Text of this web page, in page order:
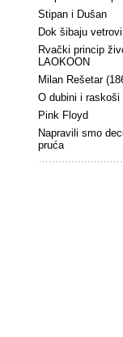
Stipan i Dušan
Dok šibaju
Rvački princip
LAOKOON
Milan Rešetar
O dubini i raskoši
Pink Floyd
Napravili smo
pruća